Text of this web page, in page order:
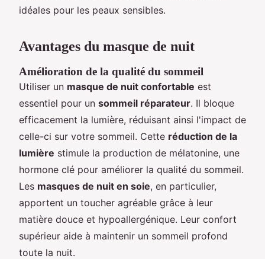
idéales pour les peaux sensibles.
Avantages du masque de nuit
Amélioration de la qualité du sommeil
Utiliser un masque de nuit confortable est
essentiel pour un sommeil réparateur. Il bloque
efficacement la lumière, réduisant ainsi l'impact de
celle-ci sur votre sommeil. Cette réduction de la
lumière stimule la production de mélatonine, une
hormone clé pour améliorer la qualité du sommeil.
Les masques de nuit en soie, en particulier,
apportent un toucher agréable grâce à leur
matière douce et hypoallergénique. Leur confort
supérieur aide à maintenir un sommeil profond
toute la nuit.